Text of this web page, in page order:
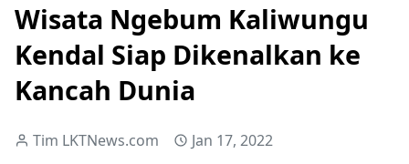
Wisata Ngebum Kaliwungu
Kendal Siap Dikenalkan ke
Kancah Dunia
Tim LKTNews.com Jan 17, 2022